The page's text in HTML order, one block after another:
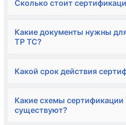
Сколько стоит
Какие документы нужны
ТР ТС?
Какой срок действия
Какие схемы
существуют?